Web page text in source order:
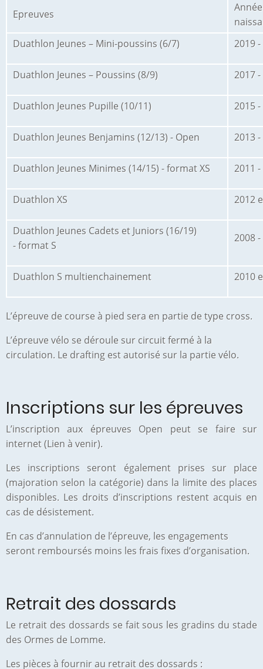
Epreuves
Duathlon Jeunes – Mini-poussins (6/7)
2019
Duathlon Jeunes – Poussins (8/9) 2017
Duathlon Jeunes Pupille (10/11) 2015
Duathlon Jeunes Benjamins (12/13) - Open 2013
Duathlon Jeunes Minimes (14/15) - format XS 2011
Duathlon XS 2012
Duathlon Jeunes Cadets et Juniors (16/19)
- format S
2008
Duathlon S multienchainement 2010
L’épreuve de course à pied sera en partie de type cross.
L’épreuve vélo se déroule sur circuit fermé à la
circulation. Le drafting est autorisé sur la partie vélo.
Inscriptions sur les épreuves
L’inscription aux épreuves Open peut se faire sur
internet (Lien à venir).
Les inscriptions seront également prises sur place
(majoration selon la catégorie) dans la limite des places
disponibles. Les droits d’inscriptions restent acquis en
cas de désistement.
En cas d’annulation de l’épreuve, les engagements
seront remboursés moins les frais fixes d’organisation.
Retrait des dossards
Le retrait des dossards se fait sous les gradins du stade
des Ormes de Lomme.
Les pièces à fournir au retrait des dossards :